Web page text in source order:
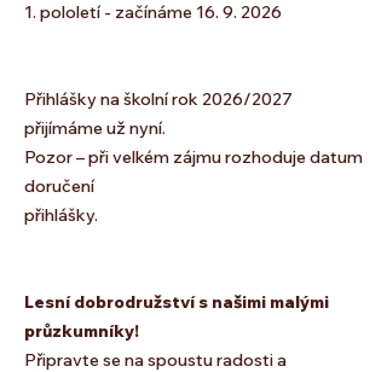
1. pololetí - začínáme 16. 9. 2026
Přihlášky na školní rok 2026/2027
přijímáme už nyní.
Pozor – při velkém zájmu rozhoduje datum
doručení
přihlášky.
Lesní dobrodružství s našimi malými
průzkumníky!
Připravte se na spoustu radosti a